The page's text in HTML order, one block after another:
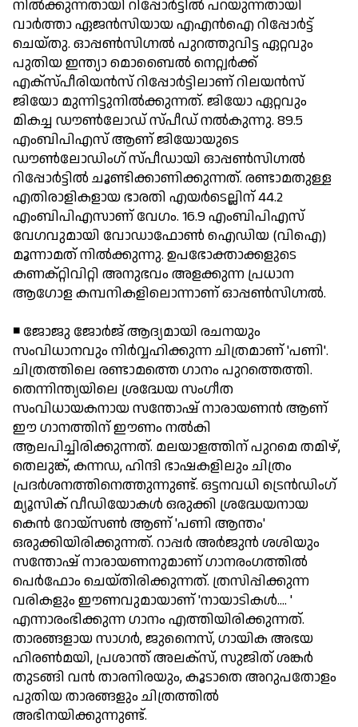
നില്‍ക്കുന്നതായി റിപ്പോര്‍ട്ടില്‍ പറയുന്നതായി
വാര്‍ത്താ ഏജന്‍സിയായ എഎന്‍ഐ റിപ്പോര്‍ട്ട്
ചെയ്തു. ഓപ്പണ്‍സിഗ്നല്‍ പുറത്തുവിട്ട ഏറ്റവും
പുതിയ ഇന്ത്യാ മൊബൈല്‍ നെറ്റ്വര്‍ക്ക്
എക്സ്പീരിയന്‍സ് റിപ്പോര്‍ട്ടിലാണ് റിലയന്‍സ്
ജിയോ മുന്നിട്ടുനില്‍ക്കുന്നത്. ജിയോ ഏറ്റവും
മികച്ച ഡൗണ്‍ലോഡ് സ്പീഡ് നല്‍കുന്നു. 89.5
എംബിപിഎസ് ആണ് ജിയോയുടെ
ഡൗണ്‍ലോഡിംഗ് സ്പീഡായി ഓപ്പണ്‍സിഗ്നല്‍
റിപ്പോര്‍ട്ടില്‍ ചൂണ്ടിക്കാണിക്കുന്നത്. രണ്ടാമതുള്ള
എതിരാളികളായ ഭാരതി എയര്‍ടെല്ലിന് 44.2
എംബിപിഎസാണ് വേഗം. 16.9 എംബിപിഎസ്
വേഗവുമായി വോഡാഫോണ്‍ ഐഡിയ (വിഐ)
മൂന്നാമത് നില്‍ക്കുന്നു. ഉപഭോക്താക്കളുടെ
കണക്റ്റിവിറ്റി അനുഭവം അളക്കുന്ന പ്രധാന
ആഗോള കമ്പനികളിലൊന്നാണ് ഓപ്പണ്‍സിഗ്നല്‍.
◾ ജോജു ജോര്‍ജ് ആദ്യമായി രചനയും
സംവിധാനവും നിര്‍വ്വഹിക്കുന്ന ചിത്രമാണ് 'പണി'.
ചിത്രത്തിലെ രണ്ടാമത്തെ ഗാനം പുറത്തെത്തി.
തെന്നിന്ത്യയിലെ ശ്രദ്ധേയ സംഗീത
സംവിധായകനായ സന്തോഷ് നാരായണന്‍ ആണ്
ഈ ഗാനത്തിന് ഈണം നല്‍കി
ആലപിച്ചിരിക്കുന്നത്. മലയാളത്തിന് പുറമെ തമിഴ്,
തെലുങ്ക്, കന്നഡ, ഹിന്ദി ഭാഷകളിലും ചിത്രം
പ്രദര്‍ശനത്തിനെത്തുന്നുണ്ട്. ഒട്ടനവധി ട്രെന്‍ഡിംഗ്
മ്യൂസിക് വീഡിയോകള്‍ ഒരുക്കി ശ്രദ്ധേയനായ
കെന്‍ റോയ്സണ്‍ ആണ് 'പണി ആന്തം'
ഒരുക്കിയിരിക്കുന്നത്. റാപ്പര്‍ അര്‍ജുന്‍ ശശിയും
സന്തോഷ് നാരായണനുമാണ് ഗാനരംഗത്തില്‍
പെര്‍ഫോം ചെയ്തിരിക്കുന്നത്. ത്രസിപ്പിക്കുന്ന
വരികളും ഈണവുമായാണ് 'നായാടികള്‍.... '
എന്നാരംഭിക്കുന്ന ഗാനം എത്തിയിരിക്കുന്നത്.
താരങ്ങളായ സാഗര്‍, ജുനൈസ്, ഗായിക അഭയ
ഹിരണ്‍മയി, പ്രശാന്ത് അലക്സ്, സുജിത് ശങ്കര്‍
തുടങ്ങി വന്‍ താരനിരയും, കൂടാതെ അറുപതോളം
പുതിയ താരങ്ങളും ചിത്രത്തില്‍
അഭിനയിക്കുന്നുണ്ട്.